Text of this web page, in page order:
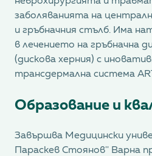
заболяванията на
и гръбначния стълб. Има
в лечението на гръбначна
(дискова херния) с
трансдермална системa
Образование и
Завършва Медицински
Параскев Стоянов'' Варна